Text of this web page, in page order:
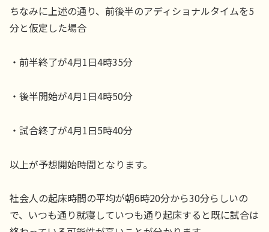
ちなみに上述の通り、前後半のアディショナルタイムを5
分と仮定した場合
・前半終了が4月1日4時35分
・後半開始が4月1日4時50分
・試合終了が4月1日5時40分
以上が予想開始時間となります。
社会人の起床時間の平均が朝6時20分から30分らしいの
で、いつも通り就寝していつも通り起床すると既に試合は